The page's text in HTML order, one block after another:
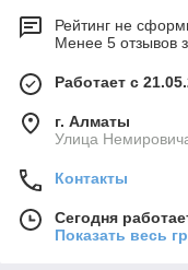
Рейтинг не
Менее 5 отзывов
Работает с
г. Алматы
Улица
Контакты
Сегодня
Показать весь